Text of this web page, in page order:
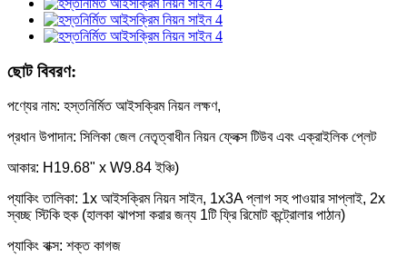
ছোট বিবরণ:
পণ্যের নাম: হস্তনির্মিত আইসক্রিম নিয়ন লক্ষণ,
প্রধান উপাদান: সিলিকা জেল নেতৃত্বাধীন নিয়ন ফ্লেক্স টিউব এবং এক্রাইলিক প্লেট
আকার: H19.68" x W9.84 ইঞ্চি)
প্যাকিং তালিকা: 1x আইসক্রিম নিয়ন সাইন, 1x3A প্লাগ সহ পাওয়ার সাপ্লাই, 2x
স্বচ্ছ স্টিকি হুক (হালকা ঝাপসা করার জন্য 1টি ফ্রি রিমোট কন্ট্রোলার পাঠান)
প্যাকিং বাক্স: শক্ত কাগজ